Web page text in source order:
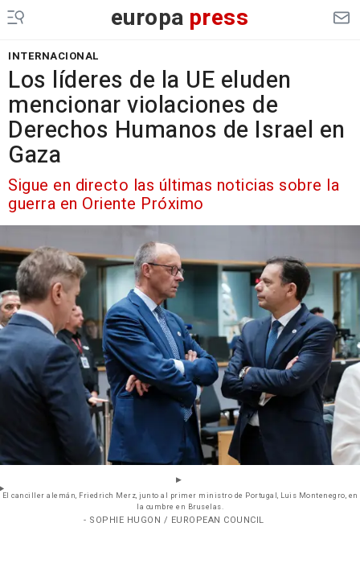
europa press
INTERNACIONAL
Los líderes de la UE eluden
mencionar violaciones de
Derechos Humanos de Israel en
Gaza
Sigue en directo las últimas noticias sobre la
guerra en Oriente Próximo
El canciller alemán, Friedrich Merz, junto al primer ministro de Portugal, Luis Montenegro, en
la cumbre en Bruselas.
- SOPHIE HUGON / EUROPEAN COUNCIL